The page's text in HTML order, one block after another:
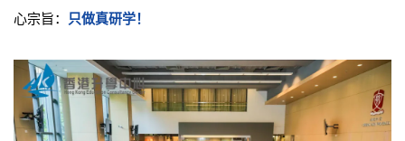
心宗旨：
只做真研学！